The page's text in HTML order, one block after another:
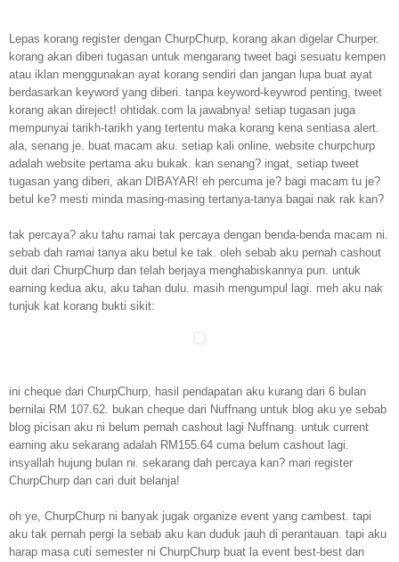
Lepas korang register dengan ChurpChurp, korang akan digelar Churper.
korang akan diberi tugasan untuk mengarang tweet bagi sesuatu kempen
atau iklan menggunakan ayat korang sendiri dan jangan lupa buat ayat
berdasarkan keyword yang diberi. tanpa keyword-keywrod penting, tweet
korang akan direject! ohtidak.com la jawabnya! setiap tugasan juga
mempunyai tarikh-tarikh yang tertentu maka korang kena sentiasa alert.
ala, senang je. buat macam aku. setiap kali online, website churpchurp
adalah website pertama aku bukak. kan senang? ingat, setiap tweet
tugasan yang diberi, akan DIBAYAR! eh percuma je? bagi macam tu je?
betul ke? mesti minda masing-masing tertanya-tanya bagai nak rak kan?
tak percaya? aku tahu ramai tak percaya dengan benda-benda macam ni.
sebab dah ramai tanya aku betul ke tak. oleh sebab aku pernah cashout
duit dari ChurpChurp dan telah berjaya menghabiskannya pun. untuk
earning kedua aku, aku tahan dulu. masih mengumpul lagi. meh aku nak
tunjuk kat korang bukti sikit:
ini cheque dari ChurpChurp, hasil pendapatan aku kurang dari 6 bulan
bernilai RM 107.62. bukan cheque dari Nuffnang untuk blog aku ye sebab
blog picisan aku ni belum pernah cashout lagi Nuffnang. untuk current
earning aku sekarang adalah RM155.64 cuma belum cashout lagi.
insyallah hujung bulan ni. sekarang dah percaya kan? mari register
ChurpChurp dan cari duit belanja!
oh ye, ChurpChurp ni banyak jugak organize event yang cambest. tapi
aku tak pernah pergi la sebab aku kan duduk jauh di perantauan. tapi aku
harap masa cuti semester ni ChurpChurp buat la event best-best dan